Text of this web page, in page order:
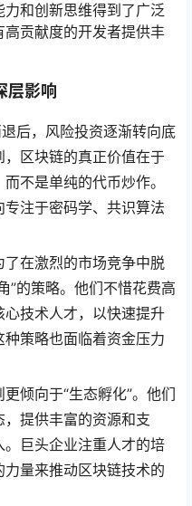
和创新思维得到了广泛
贡献度的开发者提供丰
层影响
后，风险投资逐渐转向底
区块链的真正价值在于
不是单纯的代币炒作。
注于密码学、共识算法
了在激烈的市场竞争中脱
”的策略。他们不惜花费高
技术人才，以快速提升
策略也面临着资金压力
更倾向于“生态孵化”。他们
提供丰富的资源和支
巨头企业注重人才的培
量来推动区块链技术的